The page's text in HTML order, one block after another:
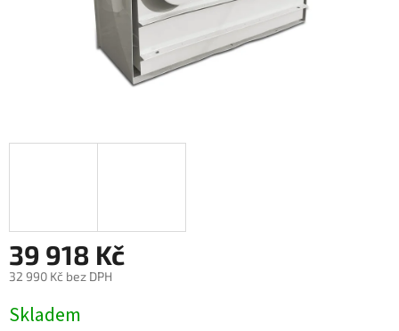
39 918 Kč
32 990 Kč bez DPH
cena:
Skladem